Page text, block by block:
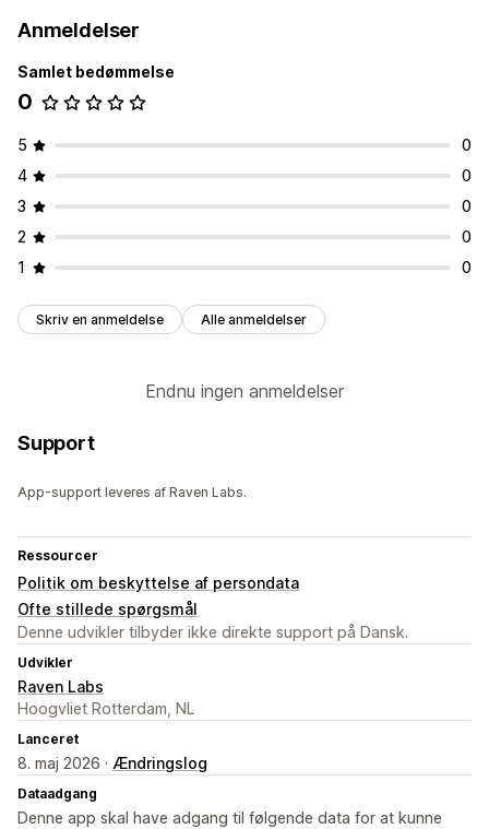
Anmeldelser
Samlet bedømmelse
0
5
0
4
0
3
0
2
0
1
0
Skriv en anmeldelse Alle anmeldelser
Endnu ingen anmeldelser
Support
App-support leveres af Raven Labs.
Ressourcer
Politik om beskyttelse af persondata
Ofte stillede spørgsmål
Denne udvikler tilbyder ikke direkte support på Dansk.
Udvikler
Raven Labs
Hoogvliet Rotterdam, NL
Lanceret
8. maj 2026 · Ændringslog
Dataadgang
Denne app skal have adgang til følgende data for at kunne